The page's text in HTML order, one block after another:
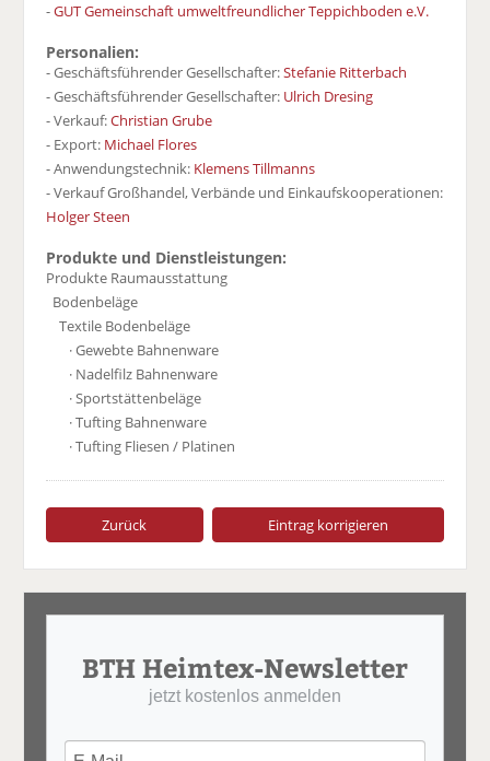
-GUT Gemeinschaft umweltfreundlicher Teppichboden e.V.
Personalien:
- Geschäftsführender Gesellschafter:Stefanie Ritterbach
- Geschäftsführender Gesellschafter: Ulrich Dresing
- Verkauf:Christian Grube
- Export: Michael Flores
- Anwendungstechnik: Klemens Tillmanns
- Verkauf Großhandel, Verbände und Einkaufskooperationen:
Holger Steen
Produkte und Dienstleistungen:
Produkte Raumausstattung
Bodenbeläge
Textile Bodenbeläge
· Gewebte Bahnenware
· Nadelfilz Bahnenware
· Sportstättenbeläge
· Tufting Bahnenware
· Tufting Fliesen / Platinen
Zurück Eintrag korrigieren
BTH Heimtex-Newsletter
jetzt kostenlos anmelden